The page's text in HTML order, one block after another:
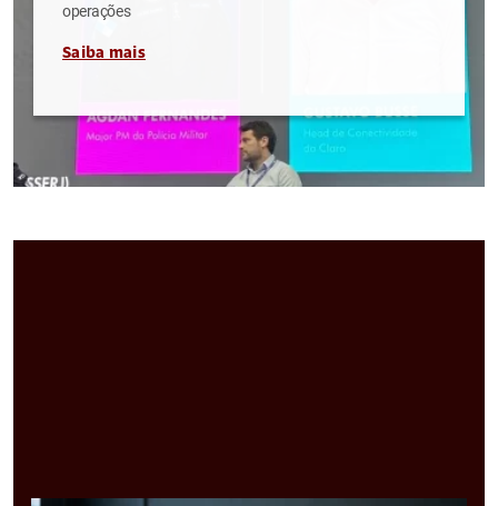
operações
Saiba mais